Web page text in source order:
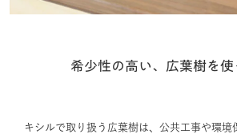
希少性の高い、広葉樹を使
キシルで取り扱う広葉樹は、公共工事や環境